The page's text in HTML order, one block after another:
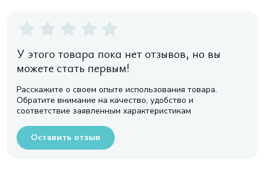
У этого товара пока нет отзывов, но вы
можете стать первым!
Расскажите о своем опыте использования товара.
Обратите внимание на качество, удобство и
соответствие заявленным характеристикам
Оставить отзыв